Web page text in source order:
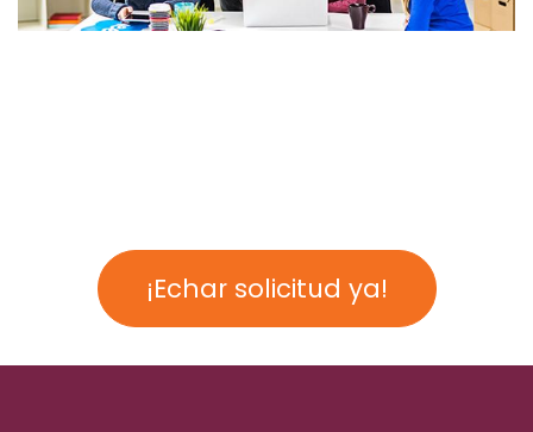
¡Echar solicitud ya!